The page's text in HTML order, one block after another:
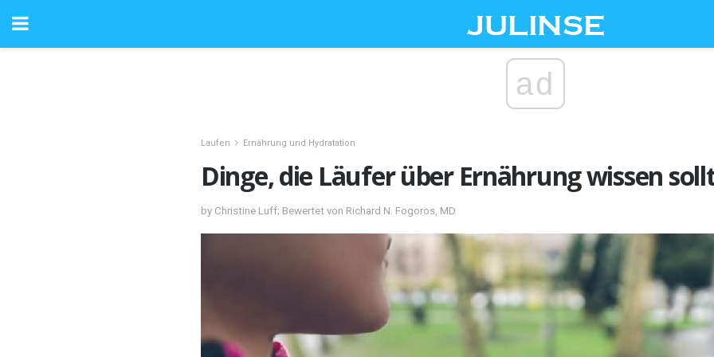
ad
Laufen Ernährung und Hydratation
Dinge, die Läufer über Ernährung wissen
by Christine Luff; Bewertet von Richard N. Fogoros, MD